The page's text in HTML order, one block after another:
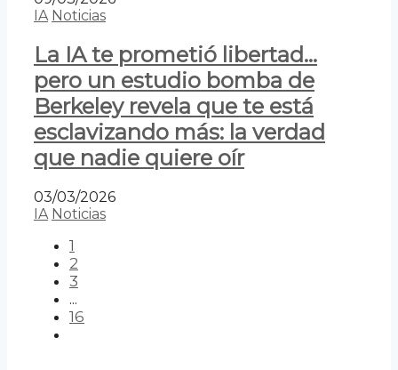
IA Noticias
La IA te prometió libertad…
pero un estudio bomba de
Berkeley revela que te está
esclavizando más: la verdad
que nadie quiere oír
03/03/2026
IA Noticias
1
2
3
...
16